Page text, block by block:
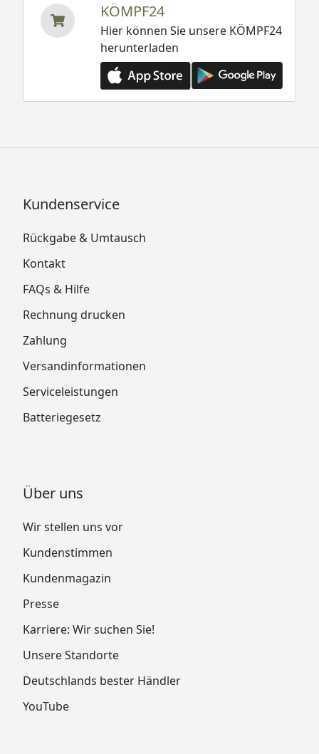
KÖMPF24
Hier können Sie unsere KÖMPF24
herunterladen
Kundenservice
Rückgabe & Umtausch
Kontakt
FAQs & Hilfe
Rechnung drucken
Zahlung
Versandinformationen
Serviceleistungen
Batteriegesetz
Über uns
Wir stellen uns vor
Kundenstimmen
Kundenmagazin
Presse
Karriere: Wir suchen Sie!
Unsere Standorte
Deutschlands bester Händler
YouTube